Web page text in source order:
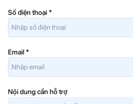
Số điện thoại *
Email *
Nội dung cần hỗ trợ